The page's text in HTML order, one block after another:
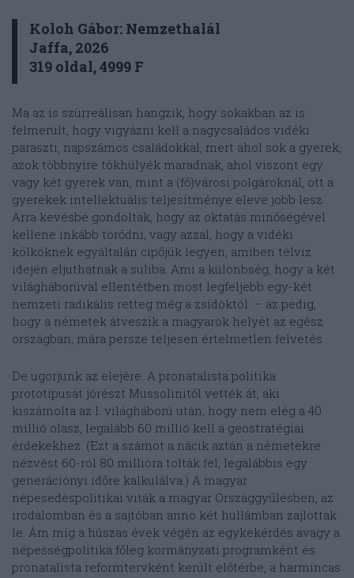
Koloh Gábor: Nemzethalál
Jaffa, 2026
319 oldal, 4999 F
Ma az is szürreálisan hangzik, hogy sokakban az is
felmerült, hogy vigyázni kell a nagycsaládos vidéki
paraszti, napszámos családokkal, mert ahol sok a gyerek,
azok többnyire tökhülyék maradnak, ahol viszont egy
vagy két gyerek van, mint a (fő)városi polgároknál, ott a
gyerekek intellektuális teljesítménye eleve jobb lesz.
Arra kevésbé gondoltak, hogy az oktatás minőségével
kellene inkább törődni, vagy azzal, hogy a vidéki
kölköknek egyáltalán cipőjük legyen, amiben télvíz
idején eljuthatnak a suliba. Ami a különbség, hogy a két
világháborúval ellentétben most legfeljebb egy-két
nemzeti radikális retteg még a zsidóktól – az pedig,
hogy a németek átveszik a magyarok helyét az egész
országban, mára persze teljesen értelmetlen felvetés.
De ugorjunk az elejére. A pronatalista politika
prototípusát jórészt Mussolinitől vették át, aki
kiszámolta az I. világháború után, hogy nem elég a 40
millió olasz, legalább 60 millió kell a geostratégiai
érdekekhez. (Ezt a számot a nácik aztán a németekre
nézvést 60-ról 80 millióra tolták fel, legalábbis egy
generációnyi időre kalkulálva.) A magyar
népesedéspolitikai viták a magyar Országgyűlésben, az
irodalomban és a sajtóban anno két hullámban zajlottak
le. Ám míg a húszas évek végén az egykekérdés avagy a
népességpolitika főleg kormányzati programként és
pronatalista reformtervként került előtérbe, a harmincas